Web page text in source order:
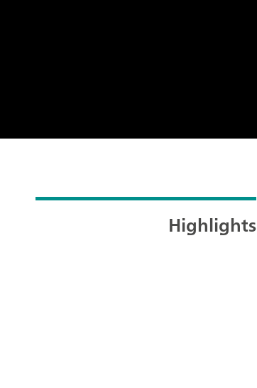
Highlights